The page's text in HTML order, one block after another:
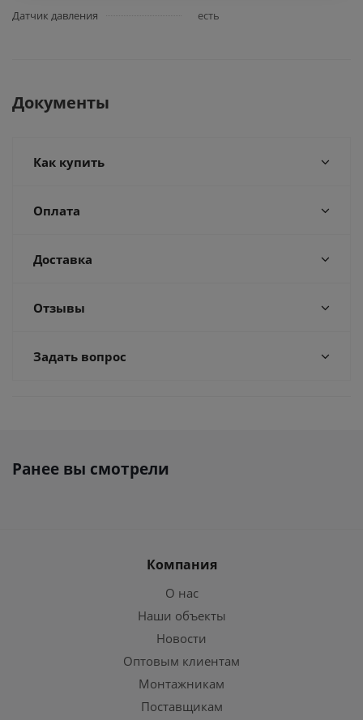
Датчик давления есть
Документы
Как купить
Оплата
Доставка
Отзывы
Задать вопрос
Ранее вы смотрели
Компания
О нас
Наши объекты
Новости
Оптовым клиентам
Монтажникам
Поставщикам